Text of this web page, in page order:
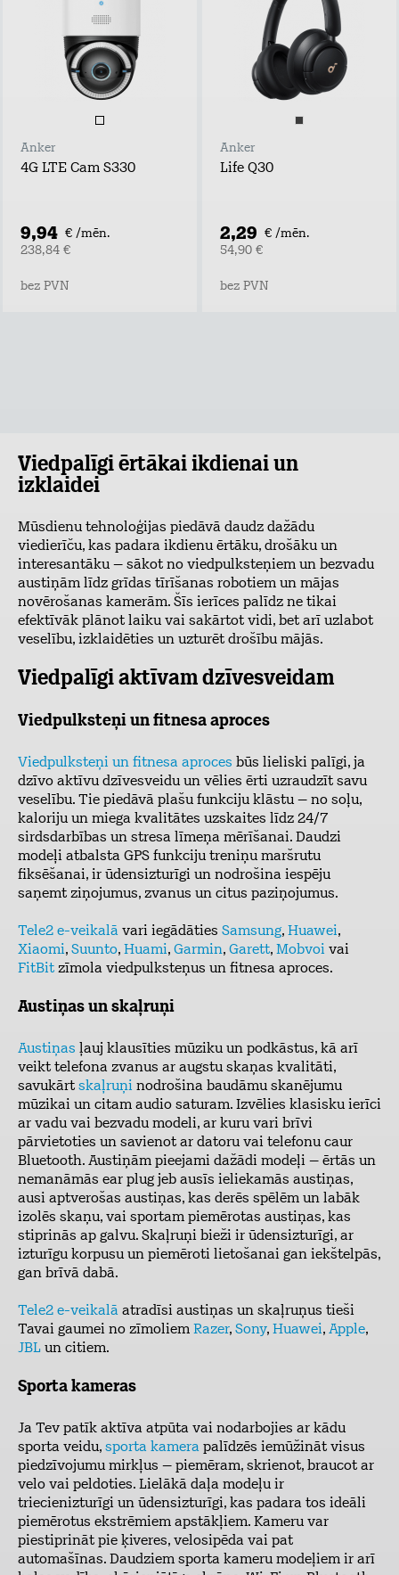
Anker
4G LTE Cam S330
9,94 € /mēn.
238,84 €
bez PVN
Anker
Life Q30
2,29 € /mēn.
54,90 €
bez PVN
Viedpalīgi ērtākai ikdienai un
izklaidei
Mūsdienu tehnoloģijas piedāvā daudz dažādu
viedierīču, kas padara ikdienu ērtāku, drošāku un
interesantāku – sākot no viedpulksteņiem un bezvadu
austiņām līdz grīdas tīrīšanas robotiem un mājas
novērošanas kamerām. Šīs ierīces palīdz ne tikai
efektīvāk plānot laiku vai sakārtot vidi, bet arī uzlabot
veselību, izklaidēties un uzturēt drošību mājās.
Viedpalīgi aktīvam dzīvesveidam
Viedpulksteņi un fitnesa aproces
Viedpulksteņi un fitnesa aproces būs lieliski palīgi, ja
dzīvo aktīvu dzīvesveidu un vēlies ērti uzraudzīt savu
veselību. Tie piedāvā plašu funkciju klāstu – no soļu,
kaloriju un miega kvalitātes uzskaites līdz 24/7
sirdsdarbības un stresa līmeņa mērīšanai. Daudzi
modeļi atbalsta GPS funkciju treniņu maršrutu
fiksēšanai, ir ūdensizturīgi un nodrošina iespēju
saņemt ziņojumus, zvanus un citus paziņojumus.
Tele2 e-veikalā vari iegādāties Samsung, Huawei,
Xiaomi, Suunto, Huami, Garmin, Garett, Mobvoi vai
FitBit zīmola viedpulksteņus un fitnesa aproces.
Austiņas un skaļruņi
Austiņas ļauj klausīties mūziku un podkāstus, kā arī
veikt telefona zvanus ar augstu skaņas kvalitāti,
savukārt skaļruņi nodrošina baudāmu skanējumu
mūzikai un citam audio saturam. Izvēlies klasisku ierīci
ar vadu vai bezvadu modeli, ar kuru vari brīvi
pārvietoties un savienot ar datoru vai telefonu caur
Bluetooth. Austiņām pieejami dažādi modeļi – ērtās un
nemanāmās ear plug jeb ausīs ieliekamās austiņas,
ausi aptverošas austiņas, kas derēs spēlēm un labāk
izolēs skaņu, vai sportam piemērotas austiņas, kas
stiprinās ap galvu. Skaļruņi bieži ir ūdensizturīgi, ar
izturīgu korpusu un piemēroti lietošanai gan iekštelpās,
gan brīvā dabā.
Tele2 e-veikalā atradīsi austiņas un skaļruņus tieši
Tavai gaumei no zīmoliem Razer, Sony, Huawei, Apple,
JBL un citiem.
Sporta kameras
Ja Tev patīk aktīva atpūta vai nodarbojies ar kādu
sporta veidu, sporta kamera palīdzēs iemūžināt visus
piedzīvojumu mirkļus – piemēram, skrienot, braucot ar
velo vai peldoties. Lielākā daļa modeļu ir
triecienizturīgi un ūdensizturīgi, kas padara tos ideāli
piemērotus ekstrēmiem apstākļiem. Kameru var
piestiprināt pie ķiveres, velosipēda vai pat
automašīnas. Daudziem sporta kameru modeļiem ir arī